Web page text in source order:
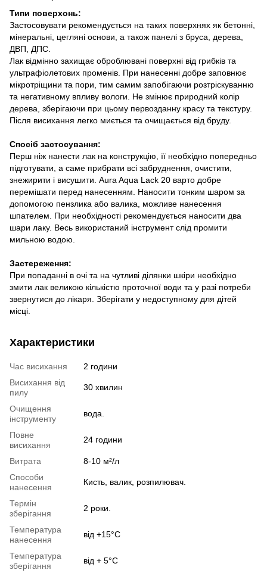
Типи поверхонь:
Застосовувати рекомендується на таких поверхнях як бетонні,
мінеральні, цегляні основи, а також панелі з бруса, дерева,
ДВП, ДПС.
Лак відмінно захищає оброблювані поверхні від грибків та
ультрафіолетових променів. При нанесенні добре заповнює
мікротріщини та пори, тим самим запобігаючи розтріскуванню
та негативному впливу вологи. Не змінює природний колір
дерева, зберігаючи при цьому первозданну красу та текстуру.
Після висихання легко миється та очищається від бруду.
Спосіб застосування:
Перш ніж нанести лак на конструкцію, її необхідно попередньо
підготувати, а саме прибрати всі забруднення, очистити,
знежирити і висушити. Aura Aqua Lack 20 варто добре
перемішати перед нанесенням. Наносити тонким шаром за
допомогою пензлика або валика, можливе нанесення
шпателем. При необхідності рекомендується наносити два
шари лаку. Весь використаний інструмент слід промити
мильною водою.
Застереження:
При попаданні в очі та на чутливі ділянки шкіри необхідно
змити лак великою кількістю проточної води та у разі потреби
звернутися до лікаря. Зберігати у недоступному для дітей
місці.
Характеристики
Час висихання
2 години
Висихання від
пилу
30 хвилин
Очищення
інструменту
вода.
Повне
висихання
24 години
Витрата
8-10 м²/л
Способи
нанесення
Кисть, валик, розпилювач.
Термін
зберігання
2 роки.
Температура
нанесення
від +15°С
Температура
зберігання
від + 5°С